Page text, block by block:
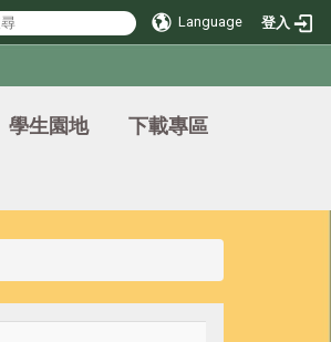
Language 登入
學生園地
下載專區